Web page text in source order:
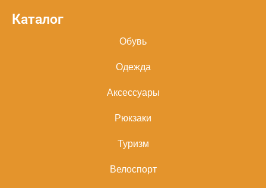
Каталог
Обувь
Одежда
Аксессуары
Рюкзаки
Туризм
Велоспорт